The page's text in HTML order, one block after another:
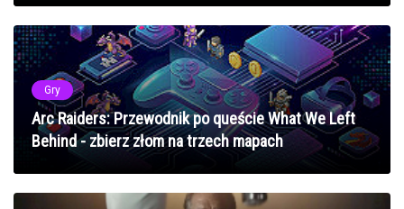
Gry
Arc Raiders: Przewodnik po queście What We Left
Behind - zbierz złom na trzech mapach